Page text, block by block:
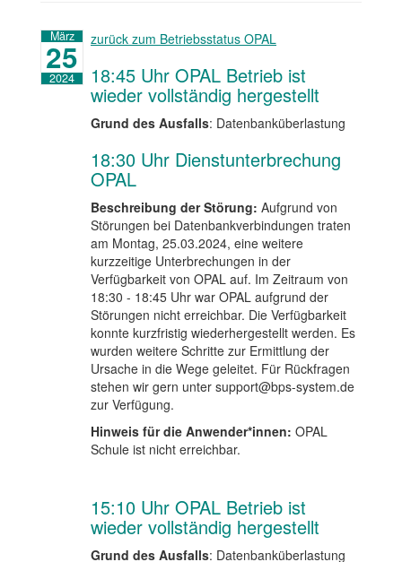
März
25
2024
zurück zum Betriebsstatus OPAL
18:45 Uhr OPAL Betrieb ist
wieder vollständig hergestellt
Grund des Ausfalls: Datenbanküberlastung
18:30 Uhr Dienstunterbrechung
OPAL
Beschreibung der Störung: Aufgrund von
Störungen bei Datenbankverbindungen traten
am Montag, 25.03.2024, eine weitere
kurzzeitige Unterbrechungen in der
Verfügbarkeit von OPAL auf. Im Zeitraum von
18:30 - 18:45 Uhr war OPAL aufgrund der
Störungen nicht erreichbar. Die Verfügbarkeit
konnte kurzfristig wiederhergestellt werden. Es
wurden weitere Schritte zur Ermittlung der
Ursache in die Wege geleitet. Für Rückfragen
stehen wir gern unter support@bps-system.de
zur Verfügung.
Hinweis für die Anwender*innen: OPAL
Schule ist nicht erreichbar.
15:10 Uhr OPAL Betrieb ist
wieder vollständig hergestellt
Grund des Ausfalls: Datenbanküberlastung